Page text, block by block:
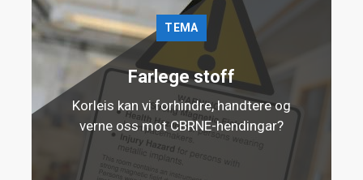
TEMA
Farlege stoff
Korleis kan vi forhindre, handtere og
verne oss mot CBRNE-hendingar?